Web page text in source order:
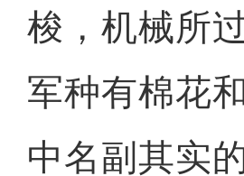
梭，机械所
军种有棉花
中名副其实